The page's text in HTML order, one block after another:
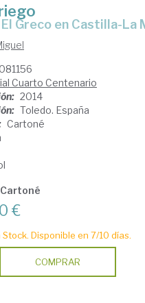
El Greco en Castilla-La
Cuarto Centenario
2014
Toledo. España
Cartoné
€
Stock. Disponible en 7/10 días.
COMPRAR